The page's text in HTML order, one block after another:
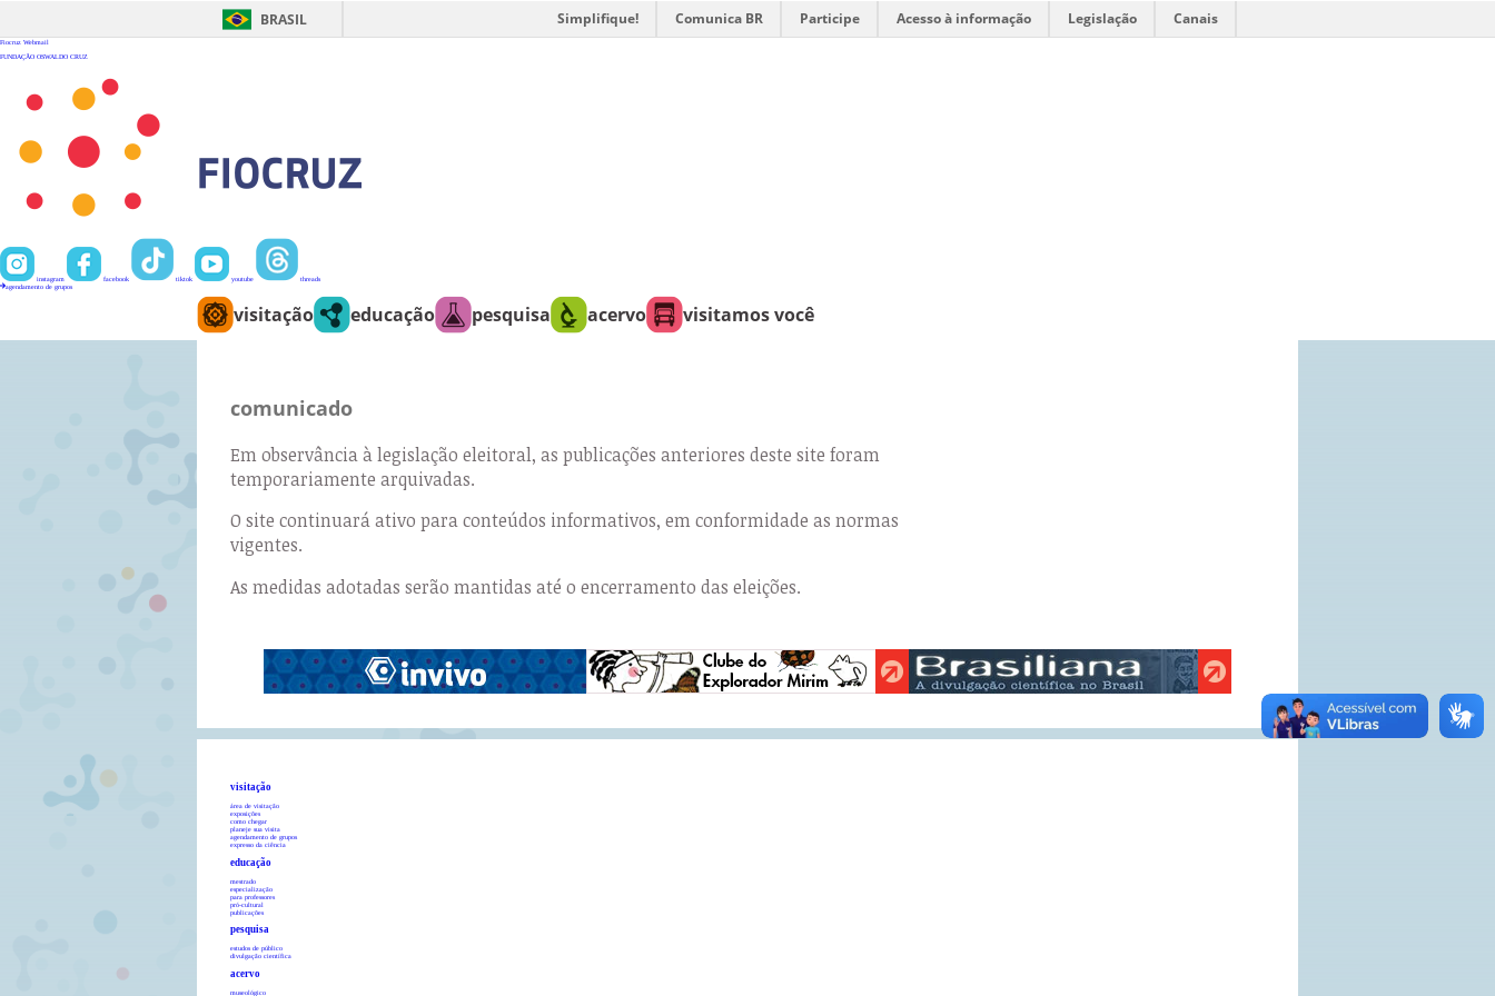
BRASIL Simplifique! Comunica BR Participe Acesso à informação Legislação Canais
Fiocruz Webmail
FUNDAÇÃO OSWALDO CRUZ
instagram facebook tiktok youtube
threads
agendamento de grupos
visitação educação pesquisa acervo visitamos você
comunicado
Em observância à legislação eleitoral, as publicações anteriores deste site foram
temporariamente arquivadas.
O site continuará ativo para conteúdos informativos, em conformidade as normas
vigentes.
As medidas adotadas serão mantidas até o encerramento das eleições.
visitação
área de visitação
exposições
como chegar
planeje sua visita
agendamento de grupos
expresso da ciência
educação
mestrado
especialização
para professores
pró-cultural
publicações
pesquisa
estudos de público
divulgação científica
acervo
museológico